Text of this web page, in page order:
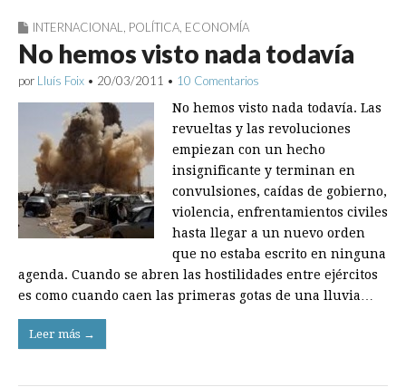
INTERNACIONAL POLÍTICA ECONOMÍA
No hemos visto nada todavía
por Lluís Foix • 20/03/2011 • 10 Comentarios
No hemos visto nada todavía. Las
revueltas y las revoluciones
empiezan con un hecho
insignificante y terminan en
convulsiones, caídas de gobierno,
violencia, enfrentamientos civiles
hasta llegar a un nuevo orden
que no estaba escrito en ninguna
agenda. Cuando se abren las hostilidades entre ejércitos
es como cuando caen las primeras gotas de una lluvia…
Leer más →